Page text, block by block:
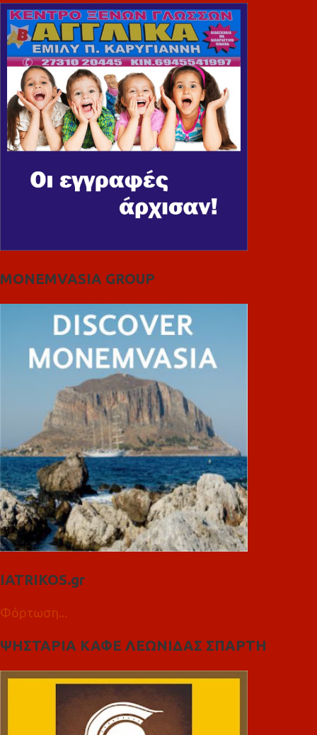
MONEMVASIA GROUP
IATRIKOS.gr
Φόρτωση...
ΨΗΣΤΑΡΙΑ ΚΑΦΕ ΛΕΩΝΙΔΑΣ ΣΠΑΡΤΗ